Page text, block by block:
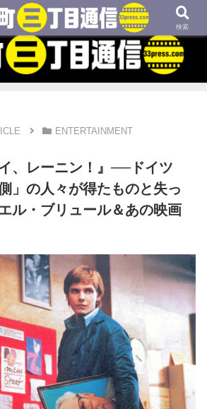
、外国語学習などについてのブログです
ENTERTAINMENT
、レーニン！』──ドイツ
」の人々が得たものと失っ
ル・ブリュール＆あの映画
検索